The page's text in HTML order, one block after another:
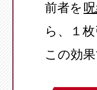
前者を
ら、１
この効